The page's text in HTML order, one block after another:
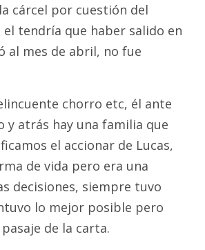
cárcel por cuestión del
el tendría que haber salido en
al mes de abril, no fue
chorro etc, él ante
atrás hay una familia que
el accionar de Lucas,
de vida pero era una
decisiones, siempre tuvo
lo mejor posible pero
de la carta.